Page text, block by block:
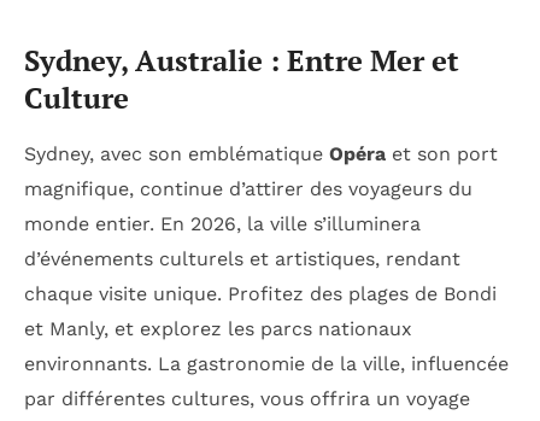
Sydney, Australie : Entre Mer et
Culture
Sydney, avec son emblématique Opéra et son port
magnifique, continue d’attirer des voyageurs du
monde entier. En 2026, la ville s’illuminera
d’événements culturels et artistiques, rendant
chaque visite unique. Profitez des plages de Bondi
et Manly, et explorez les parcs nationaux
environnants. La gastronomie de la ville, influencée
par différentes cultures, vous offrira un voyage